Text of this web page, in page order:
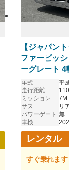
【ジャパン
ファービッ
ーグレート 4
デー塗装仕
載 ハイルー
ミホイール 車
年式
平
走行距離
ミッション
サス
リ
パワーゲート 無
車検
レンタル
すぐ乗れます